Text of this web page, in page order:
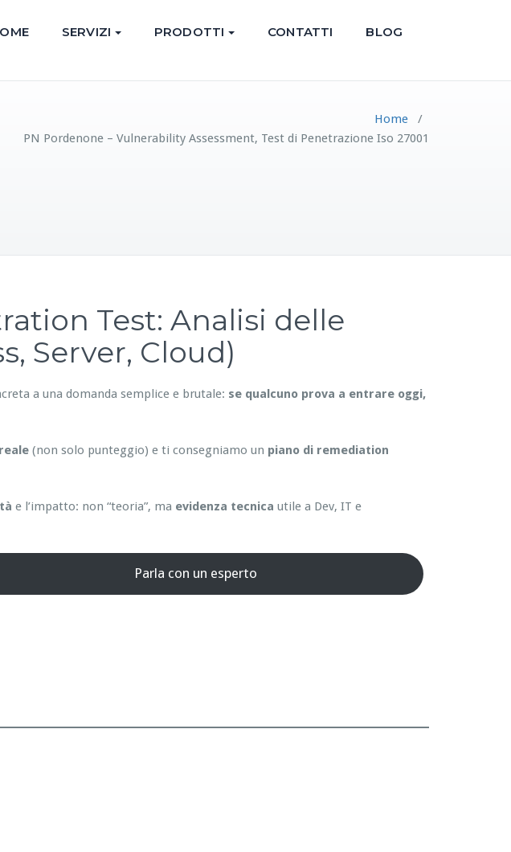
SERVIZI PRODOTTI CONTATTI BLOG
Home /
PN Pordenone – Vulnerability Assessment, Test di Penetrazione Iso 27001
Test: Analisi delle
Server, Cloud)
a una domanda semplice e brutale: se qualcuno prova a entrare oggi,
(non solo punteggio) e ti consegniamo un piano di remediation
e l’impatto: non “teoria”, ma evidenza tecnica utile a Dev, IT e
Parla con un esperto